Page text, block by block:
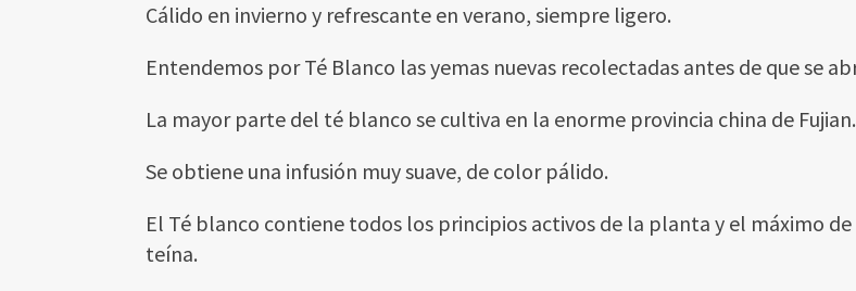
Cálido en invierno y refrescante en verano, siempre ligero.
Entendemos por Té Blanco las yemas nuevas recolectadas antes de que se
La mayor parte del té blanco se cultiva en la enorme provincia china de Fujian.
Se obtiene una infusión muy suave, de color pálido.
El Té blanco contiene todos los principios activos de la planta y el máximo
teína.